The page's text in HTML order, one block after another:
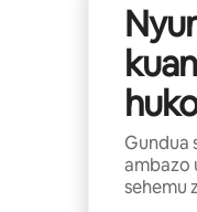
Gundua
ambazo
sehemu